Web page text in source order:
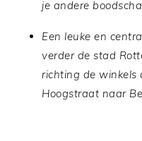
je andere
Een leuke en
verder de stad
richting de winkels
Hoogstraat naar